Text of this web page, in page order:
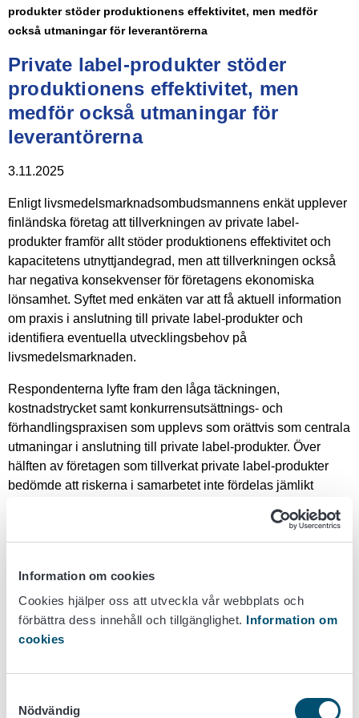
Information om cookies
Cookies hjälper oss att utveckla vår webbplats och
förbättra dess innehåll och tillgänglighet. Information om
cookies
Nödvändig
produkter stöder produktionens effektivitet, men medför
också utmaningar för leverantörerna
Private label-produkter stöder
produktionens effektivitet, men
medför också utmaningar för
leverantörerna
3.11.2025
Enligt livsmedelsmarknadsombudsmannens enkät upplever
finländska företag att tillverkningen av private label-
produkter framför allt stöder produktionens effektivitet och
kapacitetens utnyttjandegrad, men att tillverkningen också
har negativa konsekvenser för företagens ekonomiska
lönsamhet. Syftet med enkäten var att få aktuell information
om praxis i anslutning till private label-produkter och
identifiera eventuella utvecklingsbehov på
livsmedelsmarknaden.
Respondenterna lyfte fram den låga täckningen,
kostnadstrycket samt konkurrensutsättnings- och
förhandlingspraxisen som upplevs som orättvis som centrala
utmaningar i anslutning till private label-produkter. Över
hälften av företagen som tillverkat private label-produkter
bedömde att riskerna i samarbetet inte fördelas jämlikt
23 procent ansåg att de var rättvisa och jämlika och 62
procent ansåg att de endast riktades till vissa leverantörer.
Private label-produkternas framväxt upplevs dessutom
påverka tillverkarnas egna varumärkesprodukter genom
En del av respondenterna upplevde också att deras
produkter. Beställningsmängdernas förutsägbarhet är